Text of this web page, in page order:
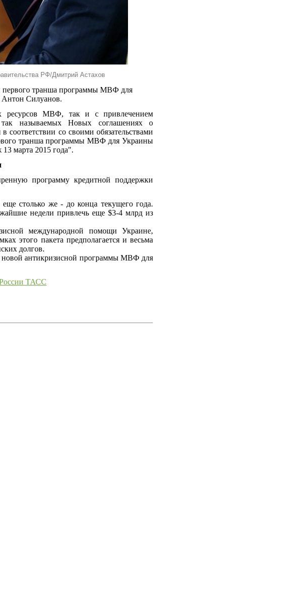
РФ/Дмитрий Астахов
транша программы МВФ для
Силуанов.
ресурсов МВФ, так и с привлечением
называемых Новых соглашениях о
со своими обязательствами
транша программы МВФ для Украины
марта 2015 года".
программу кредитной поддержки
столько же - до конца текущего года.
недели привлечь еще $3-4 млрд из
международной помощи Украине,
этого пакета предполагается и весьма
долгов.
новой антикризисной программы МВФ для
ТАСС